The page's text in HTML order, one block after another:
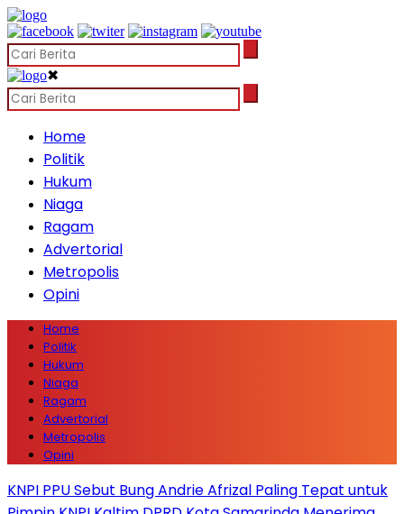
✖
Home
Politik
Hukum
Niaga
Ragam
Advertorial
Metropolis
Opini
Home
Politik
Hukum
Niaga
Ragam
Advertorial
Metropolis
Opini
KNPI PPU Sebut Bung Andrie Afrizal Paling Tepat untuk